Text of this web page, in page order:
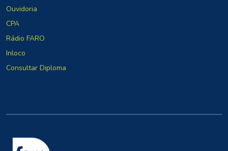
Ouvidoria
CPA
Rádio FARO
Inloco
Consultar Diploma